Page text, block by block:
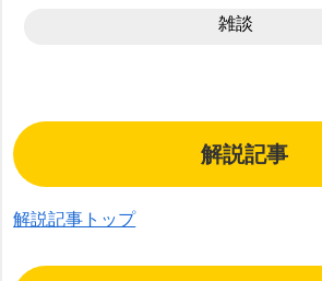
雑談
解説記事
解説記事トップ